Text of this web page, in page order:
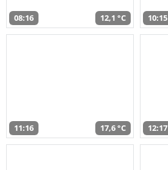
08:16 12,1 °C 10:15
11:16 17,6 °C 12:17